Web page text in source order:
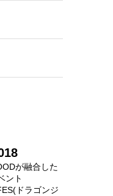
が融合した
ント
ドラゴンジ